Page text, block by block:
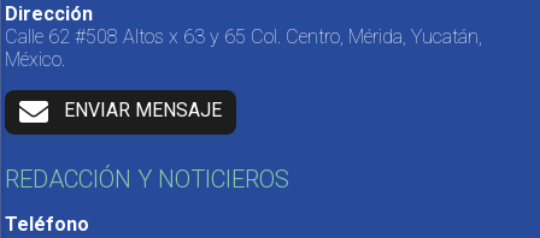
Dirección
Calle 62 #508 Altos x 63 y 65 Col. Centro, Mérida, Yucatán,
México.
ENVIAR MENSAJE
REDACCIÓN Y NOTICIEROS
Teléfono